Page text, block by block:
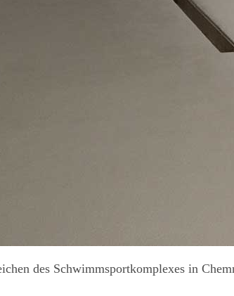
des Schwimmsportkomplexes in